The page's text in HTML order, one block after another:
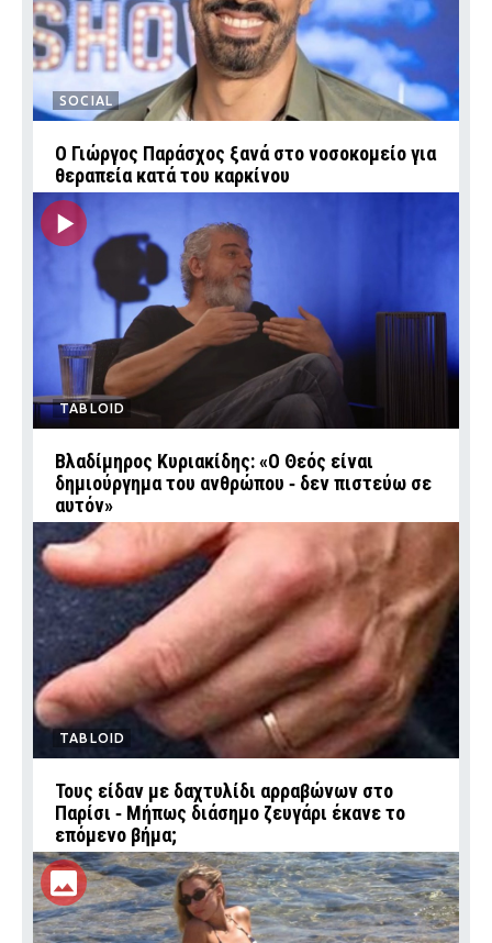
SOCIAL
O Γιώργος Παράσχος ξανά στο νοσοκομείο για
θεραπεία κατά του καρκίνου
TABLOID
Βλαδίμηρος Κυριακίδης: «Ο Θεός είναι
δημιούργημα του ανθρώπου ‑ δεν πιστεύω σε
αυτόν»
TABLOID
Τους είδαν με δαχτυλίδι αρραβώνων στο
Παρίσι ‑ Μήπως διάσημο ζευγάρι έκανε το
επόμενο βήμα;